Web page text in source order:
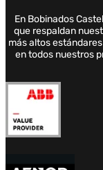
En Bobinados
que respaldan
más altos
en todos nuestros